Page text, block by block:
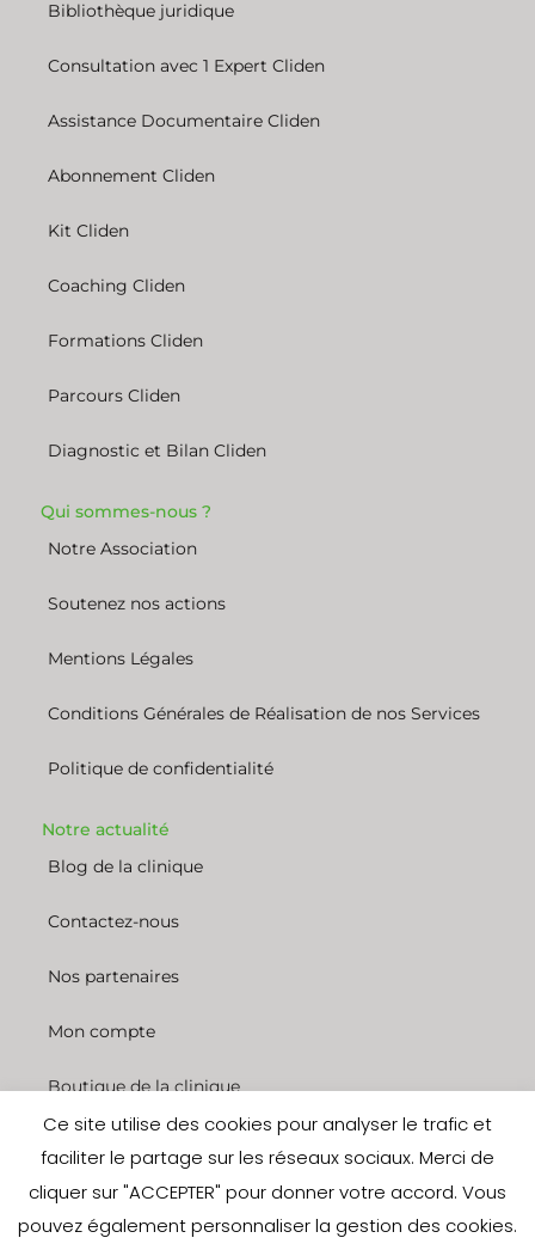
Bibliothèque juridique
Consultation avec 1 Expert Cliden
Assistance Documentaire Cliden
Abonnement Cliden
Kit Cliden
Coaching Cliden
Formations Cliden
Parcours Cliden
Diagnostic et Bilan Cliden
Qui sommes-nous ?
Notre Association
Soutenez nos actions
Mentions Légales
Conditions Générales de Réalisation de nos Services
Politique de confidentialité
Notre actualité
Blog de la clinique
Contactez-nous
Nos partenaires
Mon compte
Boutique de la clinique
© 2022 Clinique des entrepreneurs. Tous droits réservés. Site réalisé
Ce site utilise des cookies pour analyser le trafic et
faciliter le partage sur les réseaux sociaux. Merci de
cliquer sur "ACCEPTER" pour donner votre accord. Vous
pouvez également personnaliser la gestion des cookies.